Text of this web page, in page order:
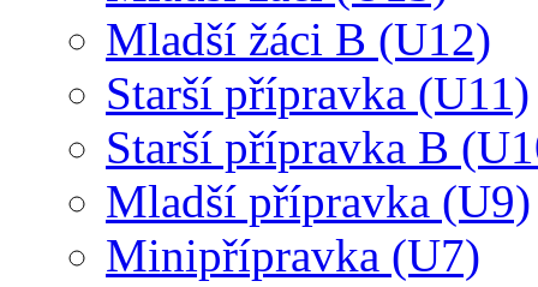
Mladší žáci B (U12)
Starší přípravka (U11)
Starší přípravka B
Mladší přípravka (U9)
Minipřípravka (U7)